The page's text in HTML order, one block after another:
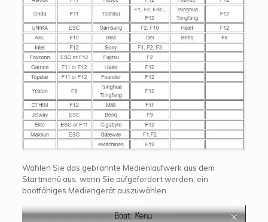
Wählen Sie das gebrannte Medienlaufwerk aus dem
Startmenü aus, wenn Sie aufgefordert werden, ein
bootfähiges Mediengerät auszuwählen.